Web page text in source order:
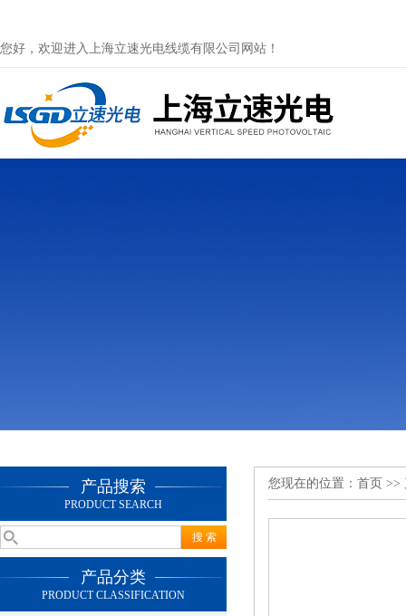
您好，欢迎进入上海立速光电线缆有限公司网站！
产品搜索
PRODUCT SEARCH
产品分类
PRODUCT CLASSIFICATION
您现在的位置： 首页 >>